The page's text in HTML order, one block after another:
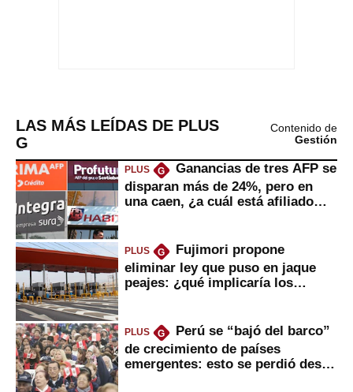
LAS MÁS LEÍDAS DE PLUS
G
Contenido de
Gestión
PLUS G
Ganancias de tres AFP se
disparan más de 24%, pero en
una caen, ¿a cuál está afiliado
PLUS G
Fujimori propone
eliminar ley que puso en jaque
peajes: ¿qué implicaría los
PLUS G
Perú se “bajó del barco”
de crecimiento de países
emergentes: esto se perdió desde